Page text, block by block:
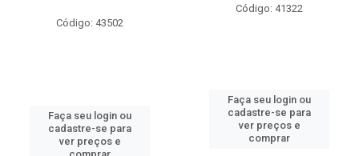
Código: 43502
Faça seu login ou
cadastre-se para
ver preços e
Código: 41322
Faça seu login ou
cadastre-se para
ver preços e
comprar